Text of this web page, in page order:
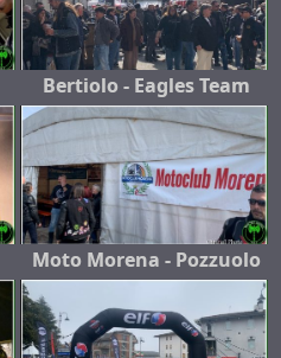
Bertiolo - Eagles Team
Moto Morena - Pozzuolo